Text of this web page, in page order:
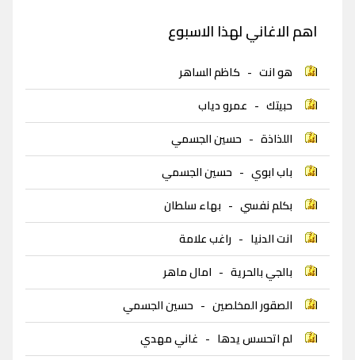
اهم الاغاني لهذا الاسبوع
هو انت - كاظم الساهر
حبيتك - عمرو دياب
اللذاذة - حسين الجسمي
باب ابوي - حسين الجسمي
بكلم نفسي - بهاء سلطان
انت الدنيا - راغب علامة
بالجي بالحرية - امال ماهر
الصقور المخلصين - حسين الجسمي
لم اتحسس يدها - غاني مهدي